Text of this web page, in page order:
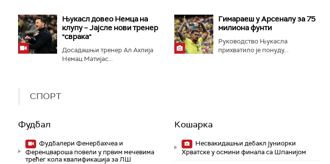
Њукасл довео Немца на
клупу – Јајсле нови тренер
"сврака"
Досадашњи тренер Ал Ахлија
Немац Матијас...
Гимараеш у Арсеналу за 75
милиона фунти
Руководство Њукасла
прихватило је понуду...
СПОРТ
Фудбал
Фудбалери Фенербахчеа и
Ференцвароша повели у првим мечевима
трећег кола квалификација за ЛШ
Кошарка
Несвакидашњи дебакл јуниорки
Хрватске у осмини финала са Шпанијом